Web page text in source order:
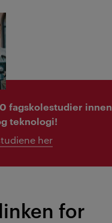
fagskolestudier innen
teknologi!
her
for